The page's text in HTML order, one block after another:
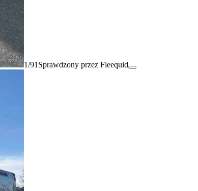
1/91 Sprawdzony przez Fleequid